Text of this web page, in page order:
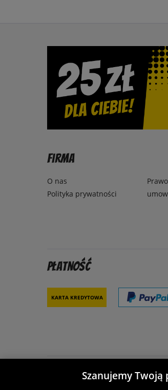
Firma
O nas
Polityka prywatności
Płatność
Karta kredytowa
Partnerzy iSzanujemy Twoją